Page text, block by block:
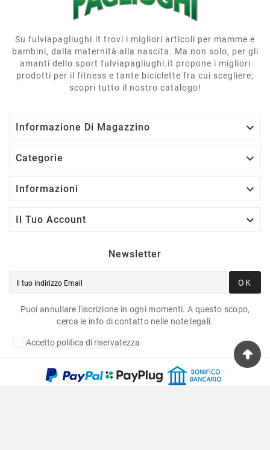
Su fulviapagliughi.it trovi i migliori articoli per mamme e
bambini, dalla maternità alla nascita. Ma non solo, per gli
amanti dello sport fulviapagliughi.it propone i migliori
prodotti per il fitness e tante biciclette fra cui scegliere;
scopri tutto il nostro catalogo!
Informazione Di Magazzino 
Categorie 
Informazioni 
Il Tuo Account 
Newsletter
OK
Puoi annullare l'iscrizione in ogni momenti. A questo scopo,
cerca le info di contatto nelle note legali.
Accetto politica di riservatezza